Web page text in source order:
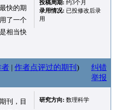
快的期
了一个
相当快
投稿周期: 约3个月
录用情况: 已投修改后录
用
者 | 作者点评过的期刊 )
纠错
举报
刊，目
研究方向: 数理科学